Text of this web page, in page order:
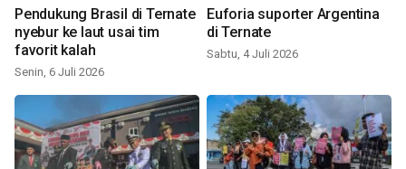
Pendukung Brasil di Ternate
nyebur ke laut usai tim
favorit kalah
Senin, 6 Juli 2026
Euforia suporter Argentina
di Ternate
Sabtu, 4 Juli 2026